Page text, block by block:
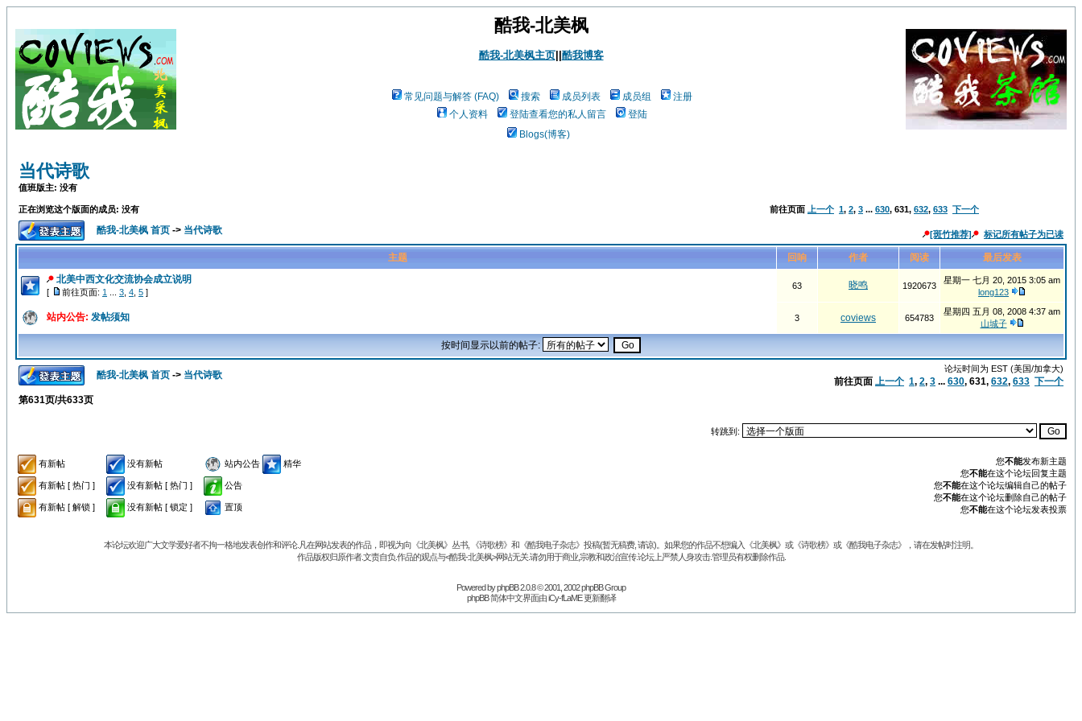
酷我-北美枫
酷我-北美枫主页|| 酷我博客
常见问题与解答 (FAQ) 搜索 成员列表 成员组
注册
个人资料
登陆查看您的私人留言
登陆
Blogs(博客)
当代诗歌
值班版主: 没有
正在浏览这个版面的成员: 没有 前往页面 上一个 1, 2, 3 ... 630, 631, 632, 633 下一个
酷我-北美枫 首页 -> 当代诗歌 [斑竹推荐] 标记所有帖子为已读
主题 回响 作者 阅读
最后发表
北美中西文化交流协会成立说明
[ 前往页面: 1 3 4 5 ]
63 晓鸣 1920673
星期一 七月 20, 2015 3:05 am
long123
站内公告: 发帖须知 3 coviews 654783
星期四 五月 08, 2008 4:37 am
山城子
按时间显示以前的帖子:
酷我-北美枫 首页 -> 当代诗歌
论坛时间为 EST (美国/加拿大)
前往页面 上一个 1, 2, 3 ... 630, 631, 632, 633 下一个
第631页/共633页
转跳到:
有新帖 没有新帖 站内公告 精华
有新帖 [ 热门 ] 没有新帖 [ 热门 ] 公告
有新帖 [ 解锁 ] 没有新帖 [ 锁定 ] 置顶
您不能发布新主题
您不能在这个论坛回复主题
您不能在这个论坛编辑自己的帖子
您不能在这个论坛删除自己的帖子
您不能在这个论坛发表投票
本论坛欢迎广大文学爱好者不拘一格地发表创作和评论.凡在网站发表的作品，即视为向《北美枫》丛书, 《诗歌榜》和《酷我电子杂志》投稿(暂无稿费, 请谅)。如果您的作品不想编入《北美枫》或《诗歌榜》或《酷我电子杂志》，请在发帖时注明。
作品版权归原作者.文责自负.作品的观点与<酷我-北美枫>网站无关.请勿用于商业,宗教和政治宣传.论坛上严禁人身攻击.管理员有权删除作品.
Powered byphpBB2.0.8 © 2001, 2002 phpBB Group
phpBB 简体中文界面由 iCy-fLaME 更新翻译